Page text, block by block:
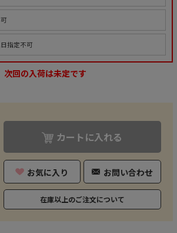
指定不可
次回の入荷は未定です
カートに入れる
お気に入り お問い合わせ
在庫以上のご注文について